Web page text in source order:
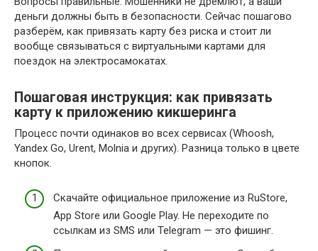
деньги должны быть в безопасности. Сейчас пошагово
разберём, как привязать карту без риска и стоит ли
вообще связываться с виртуальными картами для
поездок на электросамокатах.
Пошаговая инструкция: как привязать
карту к приложению кикшеринга
Процесс почти одинаков во всех сервисах (Whoosh,
Yandex Go, Urent, Molnia и других). Разница только в цвете
кнопок.
Скачайте официальное приложение из RuStore,
App Store или Google Play. Не переходите по
ссылкам из SMS или Telegram — это фишинг.